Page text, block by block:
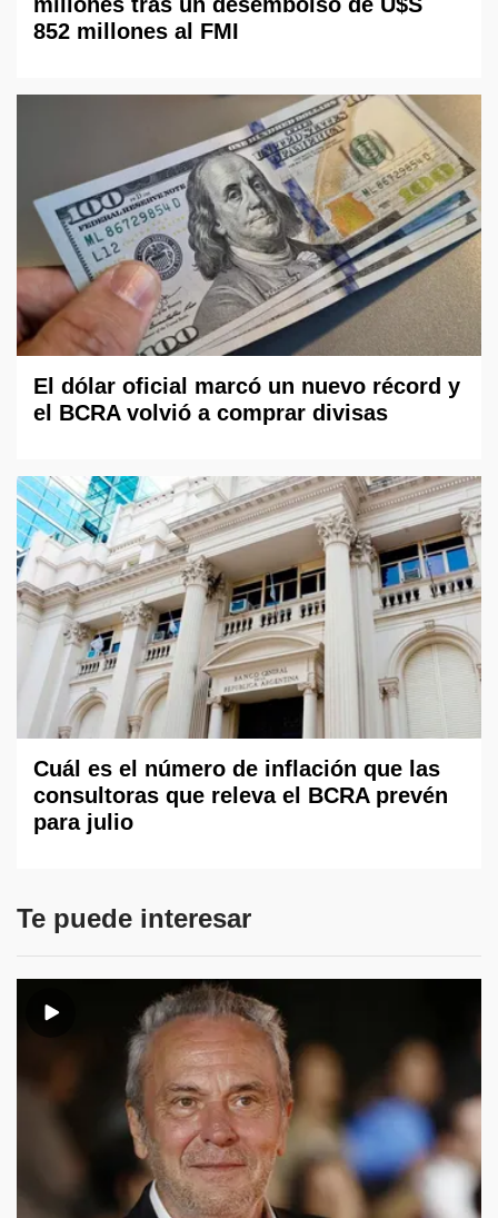
852 millones al FMI
El dólar oficial marcó un nuevo récord y
el BCRA volvió a comprar divisas
Cuál es el número de inflación que las
consultoras que releva el BCRA prevén
para julio
Te puede interesar